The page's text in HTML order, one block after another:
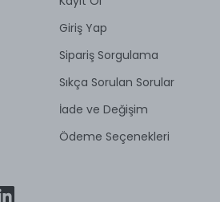
Giriş Yap
Sipariş Sorgulama
Sıkça Sorulan Sorular
İade ve Değişim
Ödeme Seçenekleri